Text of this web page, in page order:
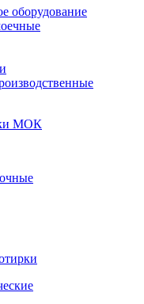
оборудование
МОК